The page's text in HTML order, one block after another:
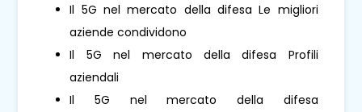
Il 5G nel mercato della difesa Le migliori
aziende condividono
Il 5G nel mercato della difesa Profili
aziendali
Il 5G nel mercato della difesa